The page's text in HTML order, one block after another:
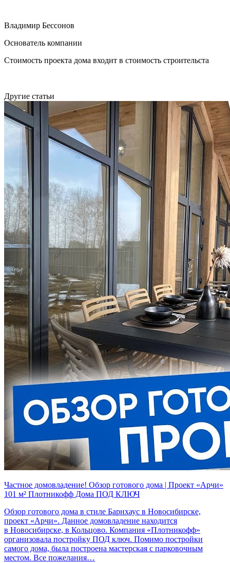
Владимир Бессонов
Основатель компании
Стоимость проекта дома входит в стоимость строительста
Другие статьи
Частное домовладение! Обзор готового дома | Проект «Арчи»
101 м² Плотникофф Дома ПОД КЛЮЧ
Обзор готового дома в стиле Барнхаус в Новосибирске,
проект «Арчи». Данное домовладение находится
в Новосибирске, в Кольцово. Компания «Плотникофф»
организовала постройку ПОД ключ. Помимо постройки
самого дома, была построена мастерская с парковочным
местом. Все пожелания…